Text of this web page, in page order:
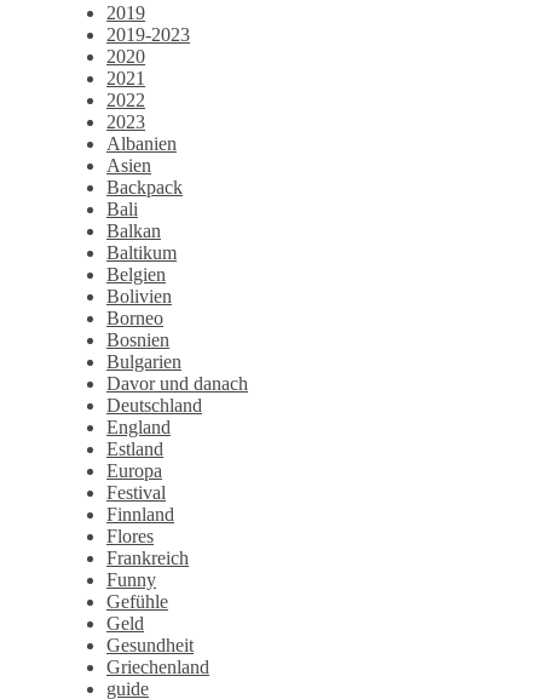
2019
2019-2023
2020
2021
2022
2023
Albanien
Asien
Backpack
Bali
Balkan
Baltikum
Belgien
Bolivien
Borneo
Bosnien
Bulgarien
Davor und danach
Deutschland
England
Estland
Europa
Festival
Finnland
Flores
Frankreich
Funny
Gefühle
Geld
Gesundheit
Griechenland
guide